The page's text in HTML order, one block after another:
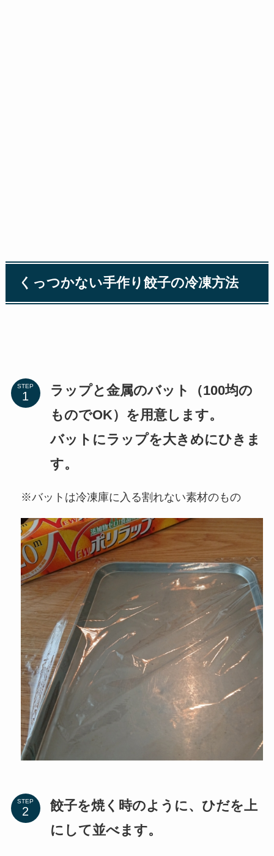
くっつかない手作り餃子の冷凍方法
STEP
ラップと金属のバット（100均の
ものでOK）を用意します。
バットにラップを大きめにひきま
す。
※バットは冷凍庫に入る割れない素材のもの
STEP
餃子を焼く時のように、ひだを上
にして並べます。